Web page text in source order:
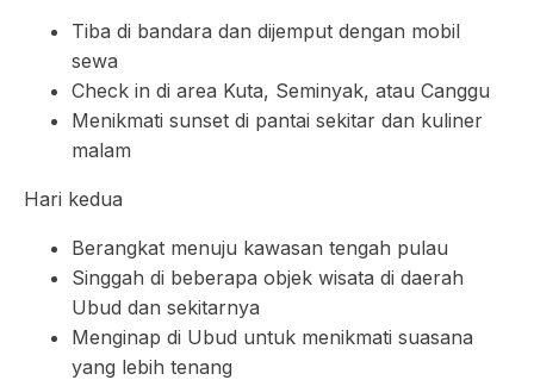
Tiba di bandara dan dijemput dengan mobil
sewa
Check in di area Kuta, Seminyak, atau Canggu
Menikmati sunset di pantai sekitar dan kuliner
malam
Hari kedua
Berangkat menuju kawasan tengah pulau
Singgah di beberapa objek wisata di daerah
Ubud dan sekitarnya
Menginap di Ubud untuk menikmati suasana
yang lebih tenang